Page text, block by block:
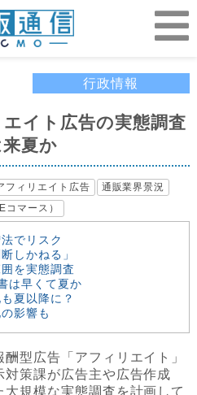
行政情報
イト広告の実態調査
夏か
フィリエイト広告
通販業界景況
コマース）
でリスク
しかねる」
を実態調査
は早くて夏か
夏以降に？
影響も
型広告「アフィリエイト」
策課が広告主や広告作成
規模な実態調査を計画して